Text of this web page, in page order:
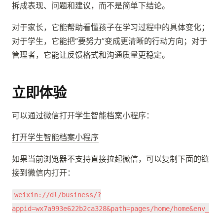
拆成表现、问题和建议，而不是简单下结论。
对于家长，它能帮助看懂孩子在学习过程中的具体变化；
对于学生，它能把“要努力”变成更清晰的行动方向；对于
管理者，它能让反馈格式和沟通质量更稳定。
立即体验
可以通过微信打开学生智能档案小程序：
打开学生智能档案小程序
如果当前浏览器不支持直接拉起微信，可以复制下面的链
接到微信内打开：
weixin://dl/business/?
appid=wx7a993e622b2ca328&path=pages/home/